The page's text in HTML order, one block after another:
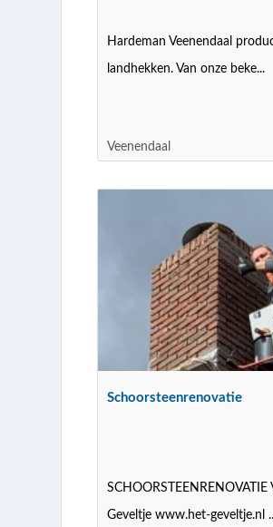
Hardeman Veenendaal
landhekken. Van onze beke...
Veenendaal
Schoorsteenrenovatie
Geveltje www.het-geveltje.nl